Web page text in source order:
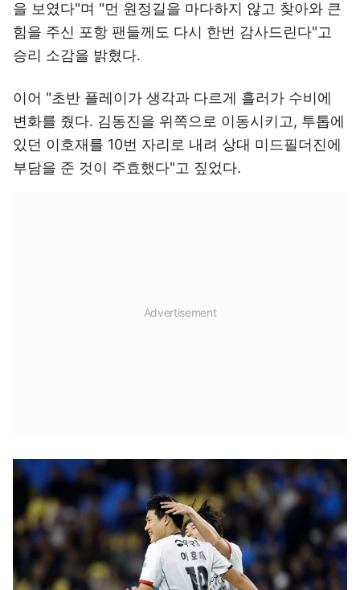
을 보였다"며 "먼 원정길을 마다하지 않고 찾아와 큰
힘을 주신 포항 팬들께도 다시 한번 감사드린다"고
승리 소감을 밝혔다.
이어 "초반 플레이가 생각과 다르게 흘러가 수비에
변화를 줬다. 김동진을 위쪽으로 이동시키고, 투톱에
있던 이호재를 10번 자리로 내려 상대 미드필더진에
부담을 준 것이 주효했다"고 짚었다.